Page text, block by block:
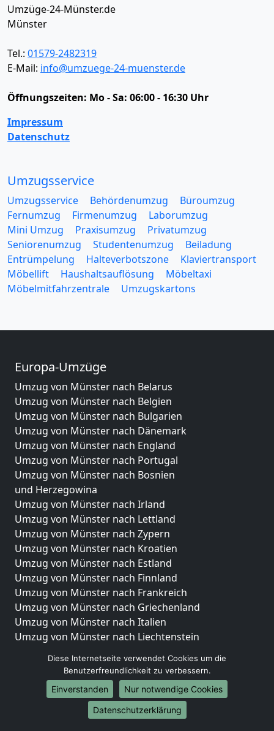
Umzüge-24-Münster.de
Münster
Tel.: 01579-2482319
E-Mail: info@umzuege-24-muenster.de
Öffnungszeiten: Mo - Sa: 06:00 - 16:30 Uhr
Impressum
Datenschutz
Umzugsservice
Umzugsservice Behördenumzug
Büroumzug
Fernumzug
Firmenumzug
Laborumzug
Mini Umzug
Praxisumzug
Privatumzug
Seniorenumzug
Studentenumzug
Beiladung
Entrümpelung
Halteverbotszone
Klaviertransport
Möbellift
Haushaltsauflösung
Möbeltaxi
Möbelmitfahrzentrale
Umzugskartons
Europa-Umzüge
Umzug von Münster nach Belarus
Umzug von Münster nach Belgien
Umzug von Münster nach Bulgarien
Umzug von Münster nach Dänemark
Umzug von Münster nach England
Umzug von Münster nach Portugal
Umzug von Münster nach Bosnien
und Herzegowina
Umzug von Münster nach Irland
Umzug von Münster nach Lettland
Umzug von Münster nach Zypern
Umzug von Münster nach Kroatien
Umzug von Münster nach Estland
Umzug von Münster nach Finnland
Umzug von Münster nach Frankreich
Umzug von Münster nach Griechenland
Umzug von Münster nach Italien
Umzug von Münster nach Liechtenstein
Umzug von Münster nach Niederlande
Umzug von Münster nach Norwegen
Umzüge-Deutschlandweit
Diese Internetseite verwendet Cookies um die
Benutzerfreundlichkeit zu verbessern.
Einverstanden
Nur notwendige Cookies
Datenschutzerklärung